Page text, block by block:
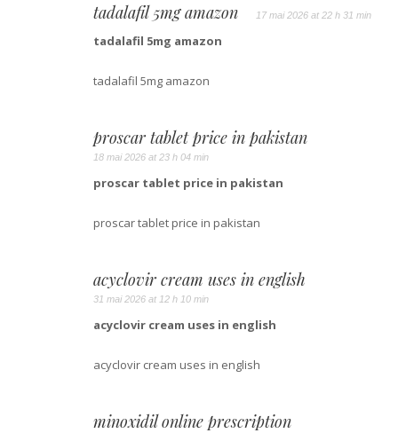
tadalafil 5mg amazon 17 mai 2026 at 22 h 31 min
tadalafil 5mg amazon
tadalafil 5mg amazon
proscar tablet price in pakistan
18 mai 2026 at 23 h 04 min
proscar tablet price in pakistan
proscar tablet price in pakistan
acyclovir cream uses in english
31 mai 2026 at 12 h 10 min
acyclovir cream uses in english
acyclovir cream uses in english
minoxidil online prescription